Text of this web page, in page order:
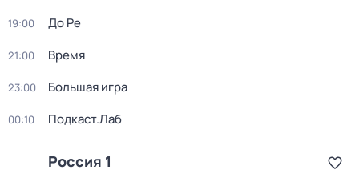
19:00 До Ре
21:00 Время
23:00 Большая игра
00:10 Подкаст.Лаб
Россия 1